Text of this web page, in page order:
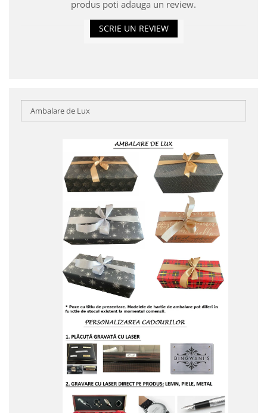
produs poti adauga un review.
SCRIE UN REVIEW
Ambalare de Lux